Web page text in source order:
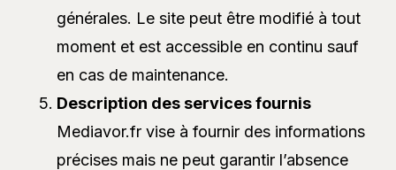
générales. Le site peut être modifié à tout
moment et est accessible en continu sauf
en cas de maintenance.
Description des services fournis
Mediavor.fr vise à fournir des informations
précises mais ne peut garantir l’absence